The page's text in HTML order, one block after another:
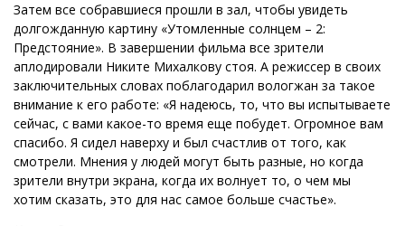
Затем все собравшиеся прошли в зал, чтобы увидеть
долгожданную картину «Утомленные солнцем – 2:
Предстояние». В завершении фильма все зрители
аплодировали Никите Михалкову стоя. А режиссер в своих
заключительных словах поблагодарил вологжан за такое
внимание к его работе: «Я надеюсь, то, что вы испытываете
сейчас, с вами какое-то время еще побудет. Огромное вам
спасибо. Я сидел наверху и был счастлив от того, как
смотрели. Мнения у людей могут быть разные, но когда
зрители внутри экрана, когда их волнует то, о чем мы
хотим сказать, это для нас самое больше счастье».